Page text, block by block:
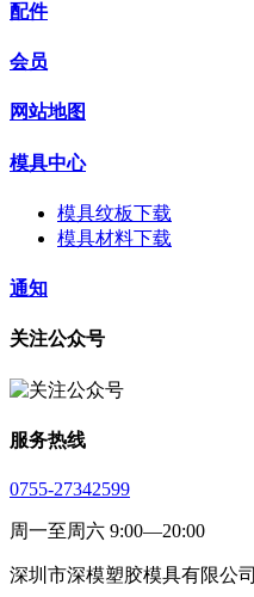
配件
会员
网站地图
模具中心
模具纹板下载
模具材料下载
通知
关注公众号
服务热线
0755-27342599
周一至周六 9:00—20:00
深圳市深模塑胶模具有限公司